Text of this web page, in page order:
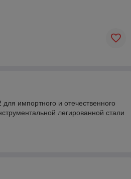
импортного и отечественного
легированной стали